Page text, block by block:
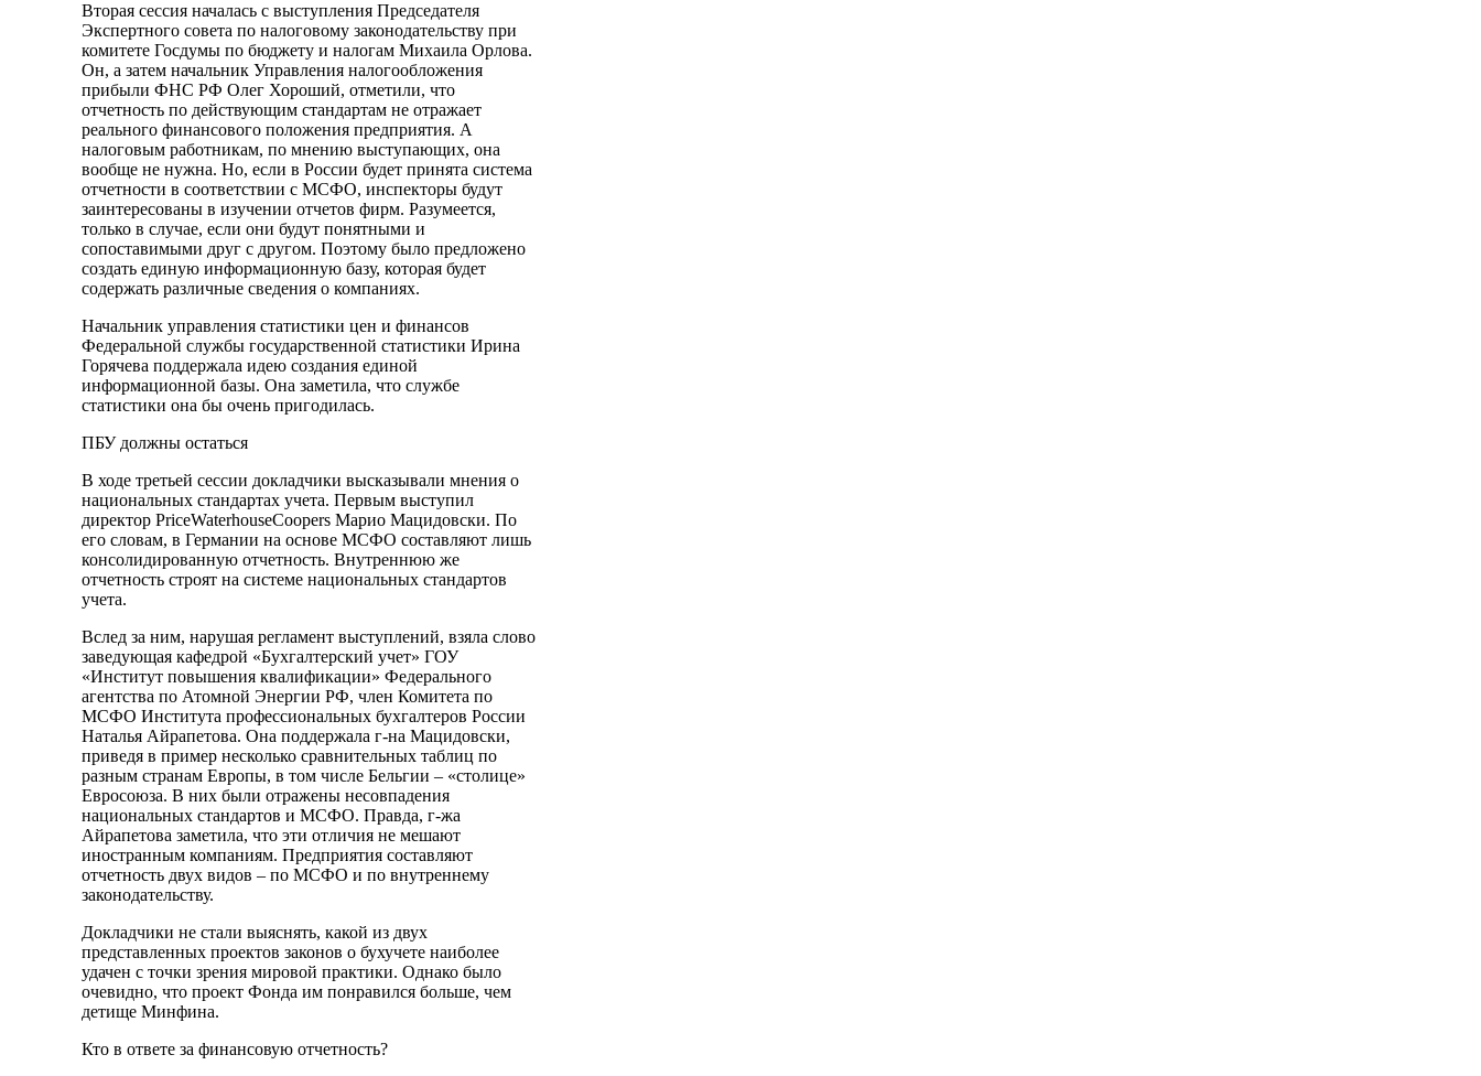
Вторая сессия началась с выступления Председателя
Экспертного совета по налоговому законодательству при
комитете Госдумы по бюджету и налогам Михаила Орлова.
Он, а затем начальник Управления налогообложения
прибыли ФНС РФ Олег Хороший, отметили, что
отчетность по действующим стандартам не отражает
реального финансового положения предприятия. А
налоговым работникам, по мнению выступающих, она
вообще не нужна. Но, если в России будет принята система
отчетности в соответствии с МСФО, инспекторы будут
заинтересованы в изучении отчетов фирм. Разумеется,
только в случае, если они будут понятными и
сопоставимыми друг с другом. Поэтому было предложено
создать единую информационную базу, которая будет
содержать различные сведения о компаниях.
Начальник управления статистики цен и финансов
Федеральной службы государственной статистики Ирина
Горячева поддержала идею создания единой
информационной базы. Она заметила, что службе
статистики она бы очень пригодилась.
ПБУ должны остаться
В ходе третьей сессии докладчики высказывали мнения о
национальных стандартах учета. Первым выступил
директор PriceWaterhouseCoopers Марио Мацидовски. По
его словам, в Германии на основе МСФО составляют лишь
консолидированную отчетность. Внутреннюю же
отчетность строят на системе национальных стандартов
учета.
Вслед за ним, нарушая регламент выступлений, взяла слово
заведующая кафедрой «Бухгалтерский учет» ГОУ
«Институт повышения квалификации» Федерального
агентства по Атомной Энергии РФ, член Комитета по
МСФО Института профессиональных бухгалтеров России
Наталья Айрапетова. Она поддержала г-на Мацидовски,
приведя в пример несколько сравнительных таблиц по
разным странам Европы, в том числе Бельгии – «столице»
Евросоюза. В них были отражены несовпадения
национальных стандартов и МСФО. Правда, г-жа
Айрапетова заметила, что эти отличия не мешают
иностранным компаниям. Предприятия составляют
отчетность двух видов – по МСФО и по внутреннему
законодательству.
Докладчики не стали выяснять, какой из двух
представленных проектов законов о бухучете наиболее
удачен с точки зрения мировой практики. Однако было
очевидно, что проект Фонда им понравился больше, чем
детище Минфина.
Кто в ответе за финансовую отчетность?